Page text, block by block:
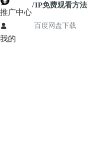
非VIP免费观看方法
百度网盘下载
推广中心

我的